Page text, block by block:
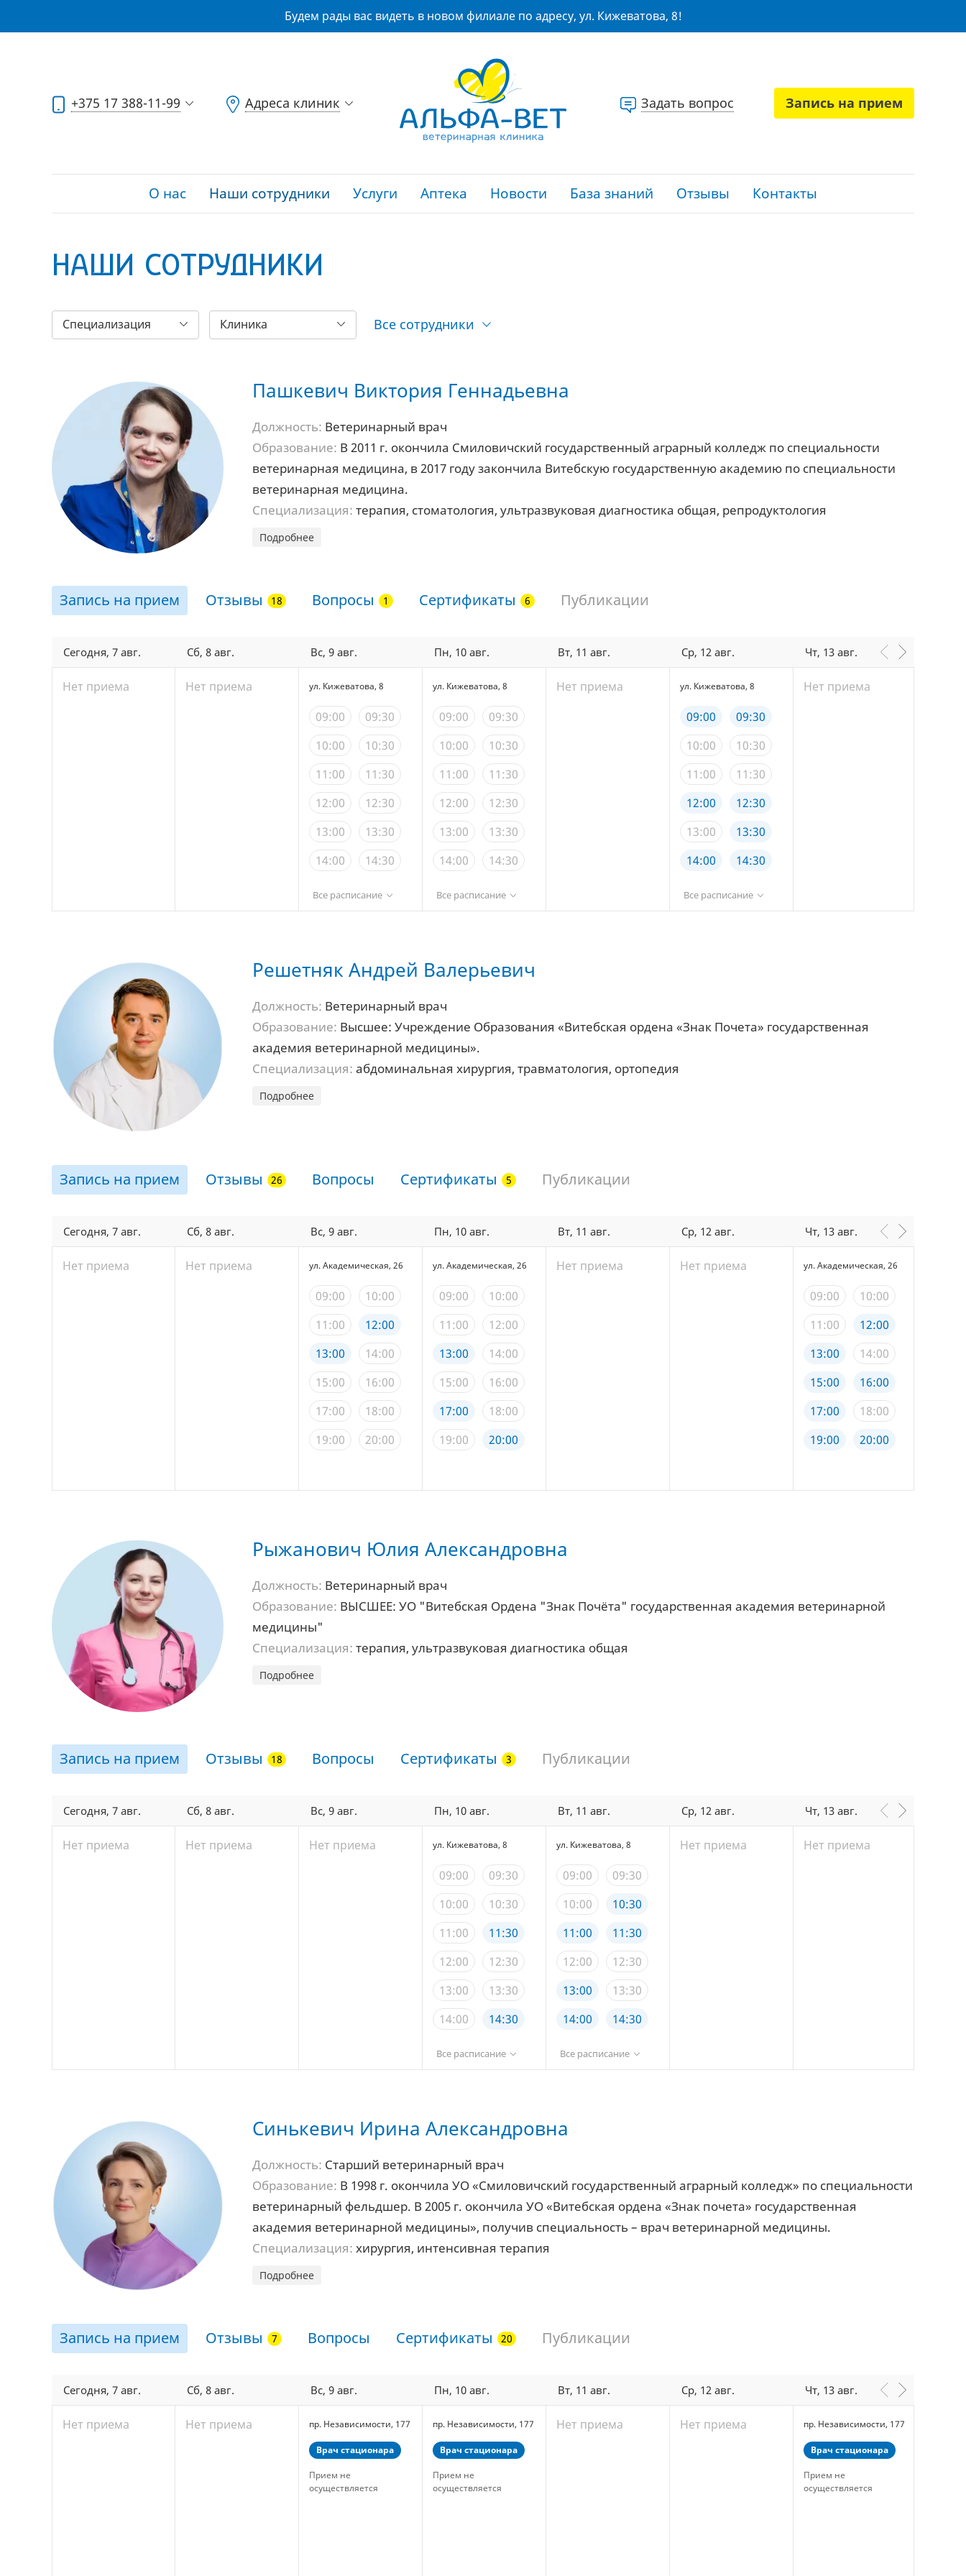
Будем рады вас видеть в новом филиале по адресу, ул. Кижеватова, 8!
+375 17 388-11-99 Адреса клиник Задать вопрос Запись на прием
О нас Наши сотрудники Услуги Аптека Новости База знаний Отзывы Контакты
НАШИ СОТРУДНИКИ
Специализация Клиника Все сотрудники
Пашкевич Виктория Геннадьевна
Должность: Ветеринарный врач
Образование: В 2011 г. окончила Смиловичский государственный аграрный колледж по специальности
ветеринарная медицина, в 2017 году закончила Витебскую государственную академию по специальности
ветеринарная медицина.
Специализация: терапия, стоматология, ультразвуковая диагностика общая, репродуктология
Подробнее
Запись на прием Отзывы Вопросы Сертификаты Публикации
Сегодня, 7 авг.
Нет приема
Сб, 8 авг.
Нет приема
Вс, 9 авг.
ул. Кижеватова, 8
09:00
09:30
10:00
10:30
11:00
11:30
12:00
12:30
13:00
13:30
14:00
14:30
15:00
18:00
18:30
19:00
19:30
20:00
20:30
Все расписание
Пн, 10 авг.
ул. Кижеватова, 8
09:00
09:30
10:00
10:30
11:00
11:30
12:00
12:30
13:00
13:30
14:00
14:30
15:00
18:00
18:30
19:00
20:00
20:30
Все расписание
Вт, 11 авг.
Нет приема
Ср, 12 авг.
ул. Кижеватова, 8
09:00
09:30
10:00
10:30
11:00
11:30
12:00
12:30
13:00
13:30
14:00
14:30
15:00
20:00
20:30
Все расписание
Чт, 13 авг.
Нет приема
Решетняк Андрей Валерьевич
Должность: Ветеринарный врач
Образование: Высшее: Учреждение Образования «Витебская ордена «Знак Почета» государственная
академия ветеринарной медицины».
Специализация: абдоминальная хирургия, травматология, ортопедия
Подробнее
Запись на прием Отзывы Вопросы Сертификаты Публикации
Сегодня, 7 авг.
Нет приема
Сб, 8 авг.
Нет приема
Вс, 9 авг.
ул. Академическая, 26
09:00
10:00
11:00
12:00
13:00
14:00
15:00
16:00
17:00
18:00
19:00
20:00
Пн, 10 авг.
ул. Академическая, 26
09:00
10:00
11:00
12:00
13:00
14:00
15:00
16:00
17:00
18:00
19:00
20:00
Вт, 11 авг.
Нет приема
Ср, 12 авг.
Нет приема
Чт, 13 авг.
ул. Академическая, 26
09:00
10:00
11:00
12:00
13:00
14:00
15:00
16:00
17:00
18:00
19:00
20:00
Рыжанович Юлия Александровна
Должность: Ветеринарный врач
Образование: ВЫСШЕЕ: УО "Витебская Ордена "Знак Почёта" государственная академия ветеринарной
медицины"
Специализация: терапия, ультразвуковая диагностика общая
Подробнее
Запись на прием Отзывы Вопросы Сертификаты Публикации
Сегодня, 7 авг.
Нет приема
Сб, 8 авг.
Нет приема
Вс, 9 авг.
Нет приема
Пн, 10 авг.
ул. Кижеватова, 8
09:00
09:30
10:00
10:30
11:00
11:30
12:00
12:30
13:00
13:30
14:00
14:30
15:00
18:00
18:30
19:00
19:30
20:00
20:30
Все расписание
Вт, 11 авг.
ул. Кижеватова, 8
09:00
09:30
10:00
10:30
11:00
11:30
12:00
12:30
13:00
13:30
14:00
14:30
15:00
18:00
20:00
20:30
Все расписание
Ср, 12 авг.
Нет приема
Чт, 13 авг.
Нет приема
Синькевич Ирина Александровна
Должность: Старший ветеринарный врач
Образование: В 1998 г. окончила УО «Смиловичский государственный аграрный колледж» по специальности
ветеринарный фельдшер. В 2005 г. окончила УО «Витебская ордена «Знак почета» государственная
академия ветеринарной медицины», получив специальность – врач ветеринарной медицины.
Специализация: хирургия, интенсивная терапия
Подробнее
Запись на прием Отзывы Вопросы Сертификаты Публикации
Сегодня, 7 авг.
Нет приема
Сб, 8 авг.
Нет приема
Вс, 9 авг.
пр. Независимости, 177
Врач стационара
Прием не
осуществляется
Пн, 10 авг.
пр. Независимости, 177
Врач стационара
Прием не
осуществляется
Вт, 11 авг.
Нет приема
Ср, 12 авг.
Нет приема
Чт, 13 авг.
пр. Независимости, 177
Врач стационара
Прием не
осуществляется